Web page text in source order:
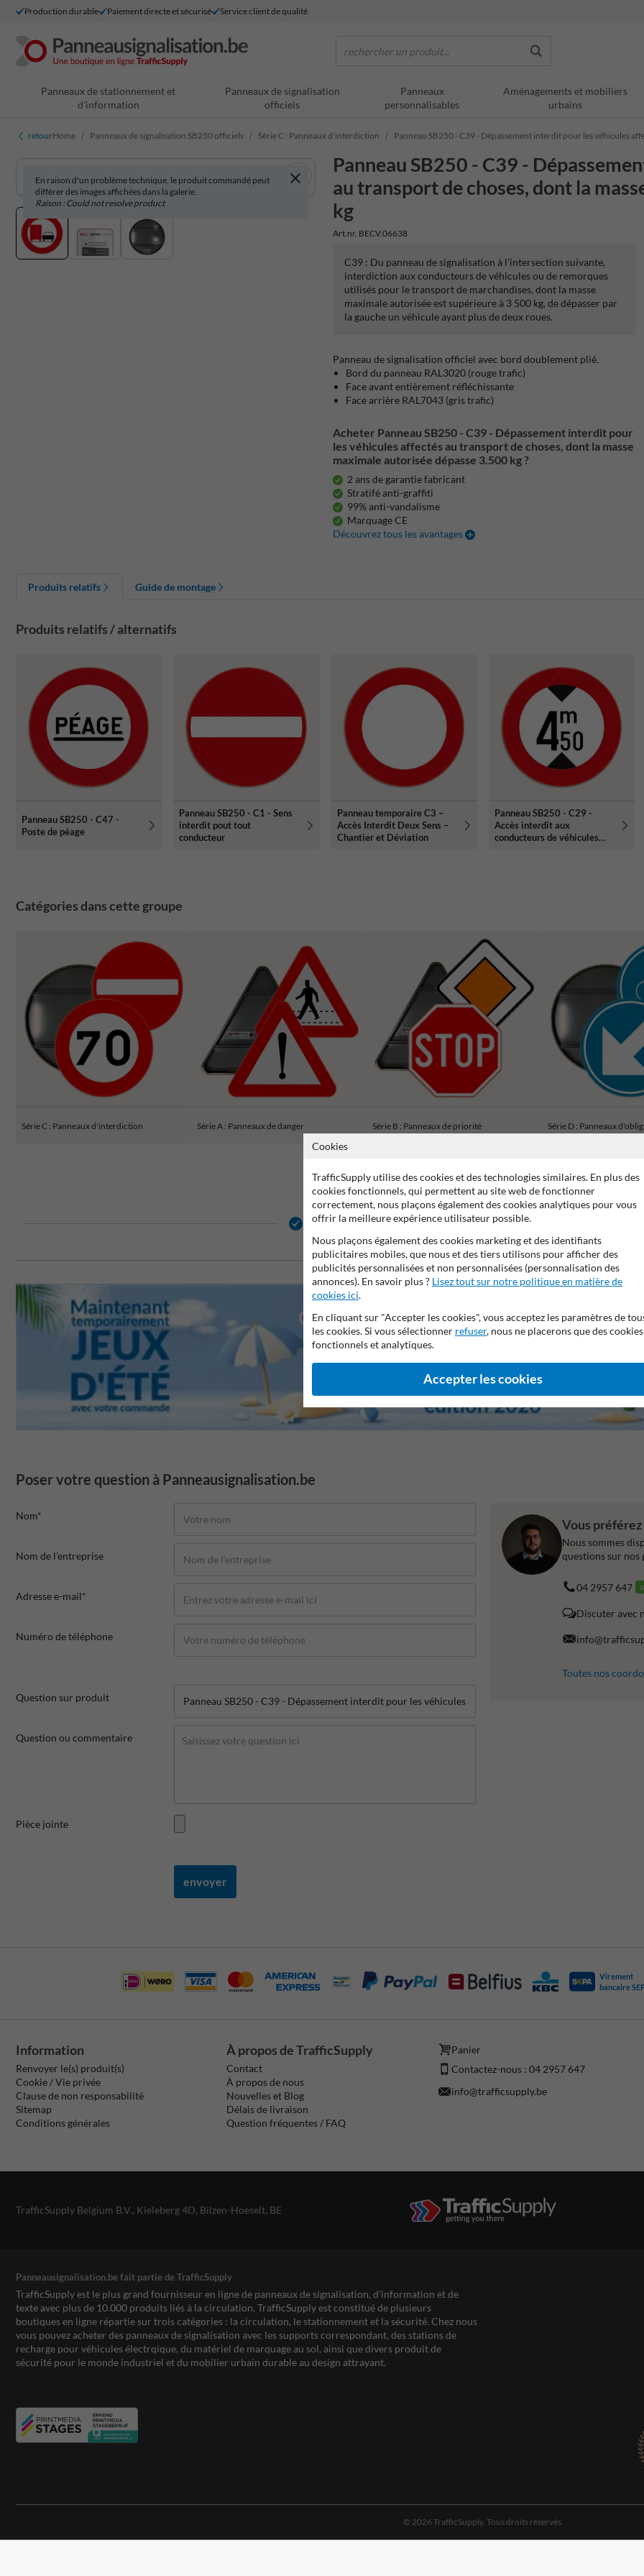
Production durable Paiement directe et sécurisé Service client de qualité
rechercher un produit...
Panneaux de stationnement et
d'information
Panneaux de signalisation
officiels
Panneaux
personnalisables
Aménagements et mobiliers
urbains
retourHome Panneaux de signalisation SB250 officiels Série C : Panneaux d'interdiction Panneau SB250 - C39 - Dépassement interdit pour les véhicules
Panneau SB250 - C39 -
au transport de choses, dont la
kg
Art.nr. BECV.06638
En raison d'un problème technique, le produit commandé peut
différer des images affichées dans la galerie.
Raison : Could not resolve product
C39 : Du panneau de signalisation à l'intersection suivante,
interdiction aux conducteurs de véhicules ou de remorques
utilisés pour le transport de marchandises, dont la masse
maximale autorisée est supérieure à 3 500 kg, de dépasser par
la gauche un véhicule ayant plus de deux roues.
Panneau de signalisation officiel avec bord doublement plié.
Bord du panneau RAL3020 (rouge trafic)
Face avant entièrement réfléchissante
Face arrière RAL7043 (gris trafic)
Acheter Panneau SB250 - C39 - Dépassement interdit pour
les véhicules affectés au transport de choses, dont la masse
maximale autorisée dépasse 3.500 kg ?
2 ans de garantie fabricant
Stratifé anti-graffiti
99% anti-vandalisme
Marquage CE
Découvrez tous les avantages
Produits relatifs Guide de montage
Produits relatifs / alternatifs
Panneau SB250 - C47 -
Poste de péage
Panneau SB250 - C1 - Sens
interdit pout tout
conducteur
Panneau temporaire C3 –
Accès Interdit Deux Sens –
Chantier et Déviation
Panneau SB250 - C29 -
Accès interdit aux
conducteurs de véhicules
Catégories dans cette groupe
Série C : Panneaux d'interdiction Série A : Panneaux de danger Série B : Panneaux de priorité Série D : Panneaux
2 ans de garantie fabricant Stratifé anti-graffiti 99% anti-
Poser votre question à Panneausignalisation.be
Nom*
Nom de l'entreprise
Adresse e-mail*
Numéro de téléphone
Question sur produit
Question ou commentaire
Pièce jointe
envoyer
Vous
Nous sommes
questions sur nos
04 2957 647
Discuter avec
Toutes nos
Virement
bancaire
Information
Renvoyer le(s) produit(s)
Cookie / Vie privée
Clause de non responsabilité
Sitemap
Conditions générales
À propos de TrafficSupply
Contact
À propos de nous
Nouvelles et Blog
Délais de livraison
Question fréquentes / FAQ
Panier
Contactez-nous : 04 2957 647
info@trafficsupply.be
TrafficSupply Belgium B.V., Kieleberg 4D, Bilzen-Hoeselt, BE
Panneausignalisation.be fait partie de TrafficSupply
TrafficSupply est le plus grand fournisseur en ligne de panneaux de signalisation, d'information et de
texte avec plus de 10.000 produits liés à la circulation. TrafficSupply est constitué de plusieurs
boutiques en ligne répartie sur trois catégories : la circulation, le stationnement et la sécurité. Chez nous
vous pouvez acheter des panneaux de signalisation avec les supports correspondant, des stations de
recharge pour véhicules électrqique, du matériel de marquage au sol, ainsi que divers produit de
sécurité pour le monde industriel et du mobilier urbain durable au design attrayant.
© 2026 TrafficSupply. Tous droits réservés.
Cookies
TrafficSupply utilise des cookies et des technologies similaires. En plus des
cookies fonctionnels, qui permettent au site web de fonctionner
correctement, nous plaçons également des cookies analytiques pour vous
offrir la meilleure expérience utilisateur possible.
Nous plaçons également des cookies marketing et des identifiants
publicitaires mobiles, que nous et des tiers utilisons pour afficher des
publicités personnalisées et non personnalisées (personnalisation des
annonces). En savoir plus ? Lisez tout sur notre politique en matière de
cookies ici.
En cliquant sur "Accepter les cookies", vous acceptez les paramètres de
les cookies. Si vous sélectionner refuser, nous ne placerons que des cookies
fonctionnels et analytiques.
Accepter les cookies